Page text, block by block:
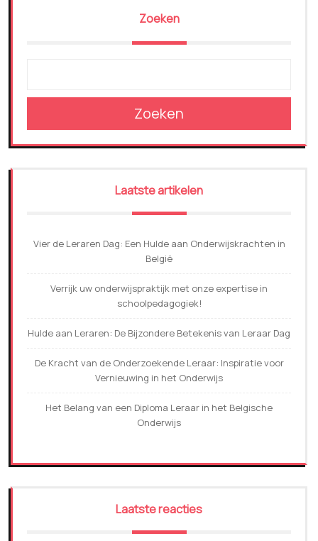
Zoeken
Zoeken
Laatste artikelen
Vier de Leraren Dag: Een Hulde aan Onderwijskrachten in
België
Verrijk uw onderwijspraktijk met onze expertise in
schoolpedagogiek!
Hulde aan Leraren: De Bijzondere Betekenis van Leraar Dag
De Kracht van de Onderzoekende Leraar: Inspiratie voor
Vernieuwing in het Onderwijs
Het Belang van een Diploma Leraar in het Belgische
Onderwijs
Laatste reacties